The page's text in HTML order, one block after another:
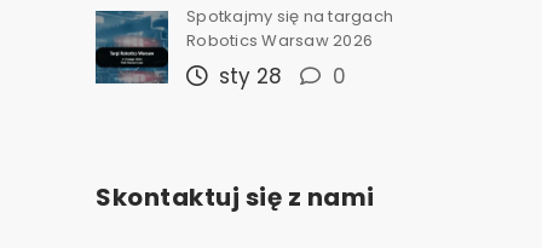
Spotkajmy się na targach
Robotics Warsaw 2026
sty 28 0
Skontaktuj się z nami